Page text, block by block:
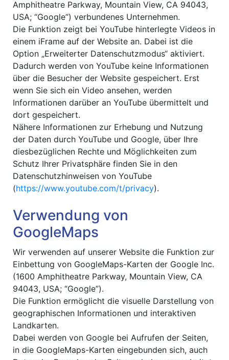
Amphitheatre Parkway, Mountain View, CA 94043,
USA; “Google”) verbundenes Unternehmen.
Die Funktion zeigt bei YouTube hinterlegte Videos in
einem iFrame auf der Website an. Dabei ist die
Option „Erweiterter Datenschutzmodus“ aktiviert.
Dadurch werden von YouTube keine Informationen
über die Besucher der Website gespeichert. Erst
wenn Sie sich ein Video ansehen, werden
Informationen darüber an YouTube übermittelt und
dort gespeichert.
Nähere Informationen zur Erhebung und Nutzung
der Daten durch YouTube und Google, über Ihre
diesbezüglichen Rechte und Möglichkeiten zum
Schutz Ihrer Privatsphäre finden Sie in den
Datenschutzhinweisen von YouTube
(https://www.youtube.com/t/privacy).
Verwendung von
GoogleMaps
Wir verwenden auf unserer Website die Funktion zur
Einbettung von GoogleMaps-Karten der Google Inc.
(1600 Amphitheatre Parkway, Mountain View, CA
94043, USA; “Google”).
Die Funktion ermöglicht die visuelle Darstellung von
geographischen Informationen und interaktiven
Landkarten.
Dabei werden von Google bei Aufrufen der Seiten,
in die GoogleMaps-Karten eingebunden sich, auch